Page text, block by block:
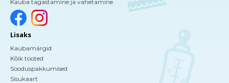
Kauba tagastamine ja vahetamine
Lisaks
Kaubamärgid
Kõik tooted
Sooduspakkumised
Sisukaart